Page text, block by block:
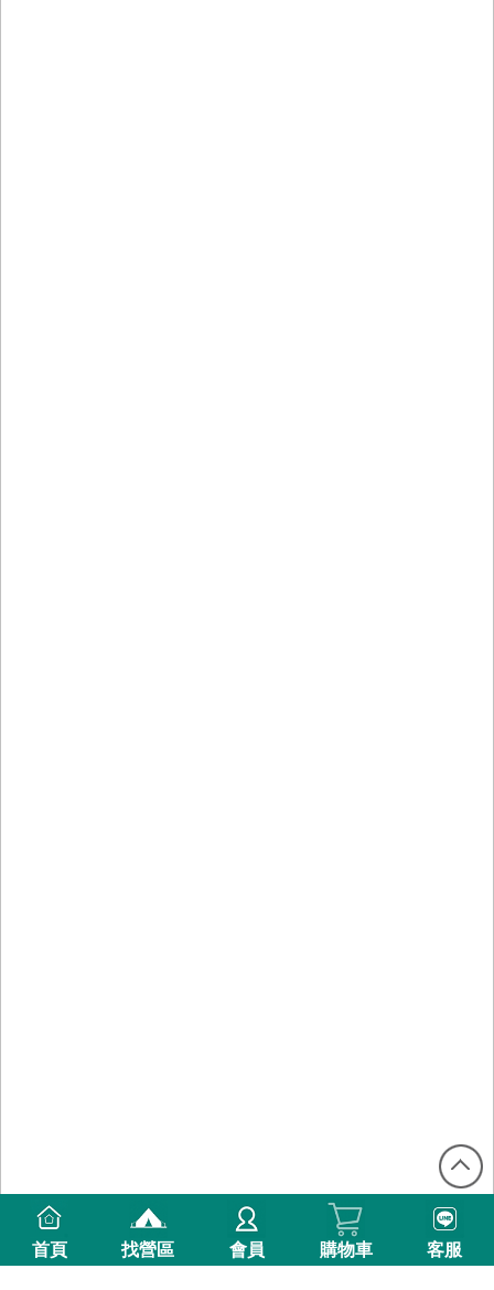
首頁 找營區 會員 購物車 客服